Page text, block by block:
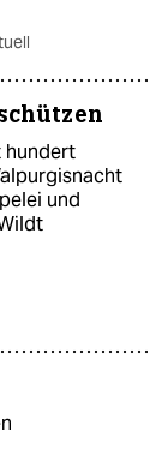
hundert
und